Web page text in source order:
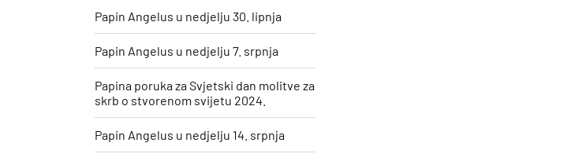
Papin Angelus u nedjelju 30. lipnja
Papin Angelus u nedjelju 7. srpnja
Papina poruka za Svjetski dan molitve za
skrb o stvorenom svijetu 2024.
Papin Angelus u nedjelju 14. srpnja